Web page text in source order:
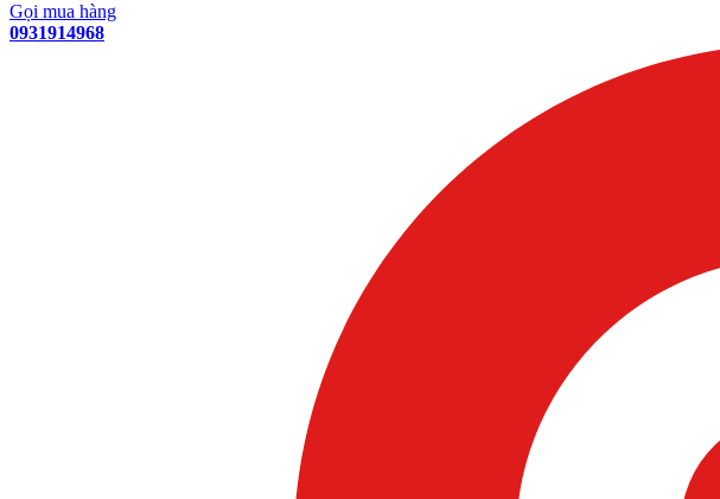
Gọi mua hàng
0931914968